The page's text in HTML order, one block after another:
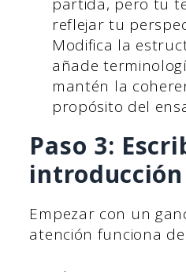
reflejar tu
Modifica la
añade
mantén la
propósito del
Paso 3:
Empezar con un
atención funciona